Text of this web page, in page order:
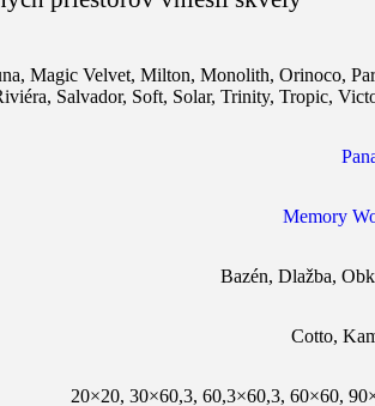
, Magic Velvet, Milton, Monolith, Orinoco,
, Salvador, Soft, Solar, Trinity, Tropic,
Memory
Bazén, Dlažba,
Cotto,
20×20, 30×60,3, 60,3×60,3, 60×60,